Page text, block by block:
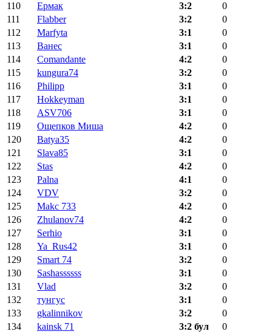
110
Ермак 3:2
0
111
Flabber 3:2
0
112
Marfyta 3:1
0
113
Ванес 3:1
0
114
Comandante 4:2
0
115
kungura74 3:2
0
116
Philipp 3:1
0
117
Hokkeyman 3:1
0
118
ASV706 3:1
0
119
Ощепков Миша 4:2
0
120
Batya35 4:2
0
121
Slava85 3:1
0
122
Stas 4:2
0
123
Palna 4:1
0
124
VDV 3:2
0
125
Makc 733 4:2
0
126
Zhulanov74 4:2
0
127
Serhio 3:1
0
128
Ya_Rus42 3:1
0
129
Smart 74 3:2
0
130
Sashassssss 3:1
0
131
Vlad 3:2
0
132
тунгус 3:1
0
133
gkalinnikov 3:2
0
134
kainsk 71 3:2 бул
0